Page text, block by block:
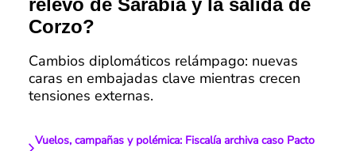
relevo de Sarabia y la salida de
Corzo?
Cambios diplomáticos relámpago: nuevas
caras en embajadas clave mientras crecen
tensiones externas.
Vuelos, campañas y polémica: Fiscalía archiva caso Pacto